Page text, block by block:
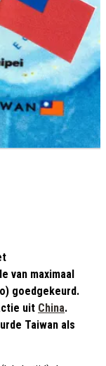
van maximaal
goedgekeurd.
uit China.
Taiwan als